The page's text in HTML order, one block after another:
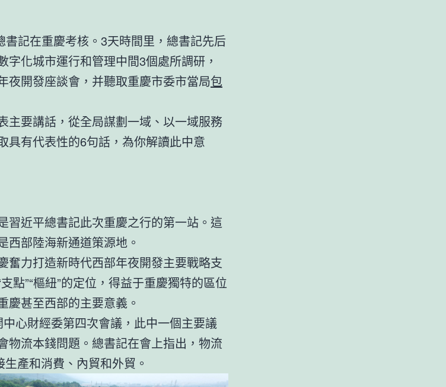
記在重慶考核。3天時間里，總書記先后
字化城市運行和管理中間3個處所調研，
夜開發座談會，并聽取重慶市委市當局包
主要講話，從全局謀劃一域、以一域服務
具有代表性的6句話，為你解讀此中意
習近平總書記此次重慶之行的第一站。這
西部陸海新通道策源地。
奮力打造新時代西部年夜開發主要戰略支
點”“樞紐”的定位，得益于重慶獨特的區位
慶甚至西部的主要意義。
心財經委第四次會議，此中一個主要議
物流本錢問題。總書記在會上指出，物流
產和消費、內貿和外貿。